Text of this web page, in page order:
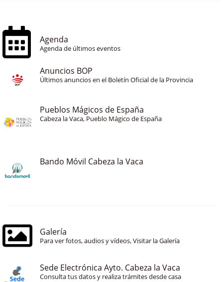
Agenda
Agenda de últimos eventos
Anuncios BOP
Últimos anuncios en el Boletín Oficial de la Provincia
Pueblos Mágicos de España
Cabeza la Vaca, Pueblo Mágico de España
Bando Móvil Cabeza la Vaca
Galería
Para ver fotos, audios y vídeos, Visitar la Galería
Sede Electrónica Ayto. Cabeza la Vaca
Consulta tus datos y realiza trámites desde casa